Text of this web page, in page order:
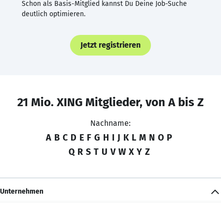
Schon als Basis-Mitglied kannst Du Deine Job-Suche
deutlich optimieren.
Jetzt registrieren
21 Mio. XING Mitglieder, von A bis Z
Nachname:
A B C D E F G H I J K L M N O P
Q R S T U V W X Y Z
Unternehmen